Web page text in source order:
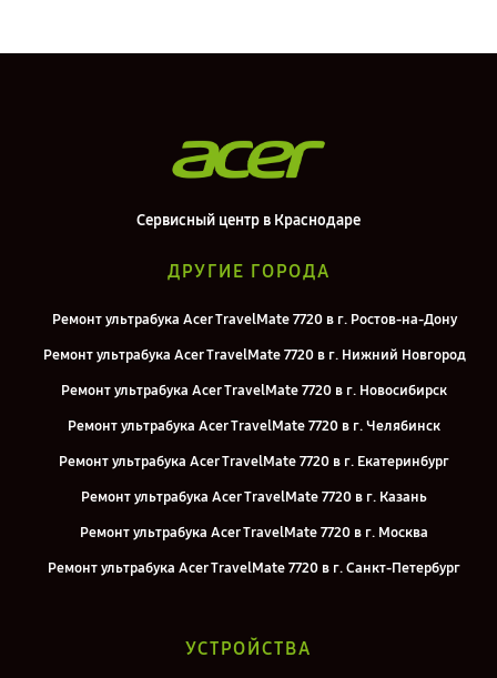
Сервисный центр в Краснодаре
ДРУГИЕ ГОРОДА
Ремонт ультрабука Acer TravelMate 7720 в г. Ростов-на-Дону
Ремонт ультрабука Acer TravelMate 7720 в г. Нижний Новгород
Ремонт ультрабука Acer TravelMate 7720 в г. Новосибирск
Ремонт ультрабука Acer TravelMate 7720 в г. Челябинск
Ремонт ультрабука Acer TravelMate 7720 в г. Екатеринбург
Ремонт ультрабука Acer TravelMate 7720 в г. Казань
Ремонт ультрабука Acer TravelMate 7720 в г. Москва
Ремонт ультрабука Acer TravelMate 7720 в г. Санкт-Петербург
УСТРОЙСТВА